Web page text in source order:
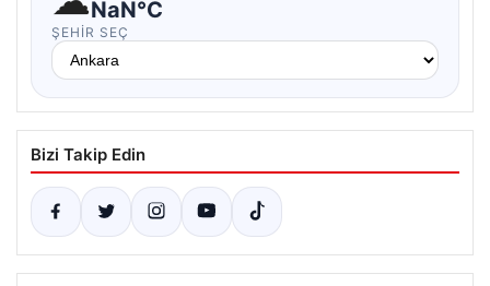
NaN°C
ŞEHIR SEÇ
Bizi Takip Edin